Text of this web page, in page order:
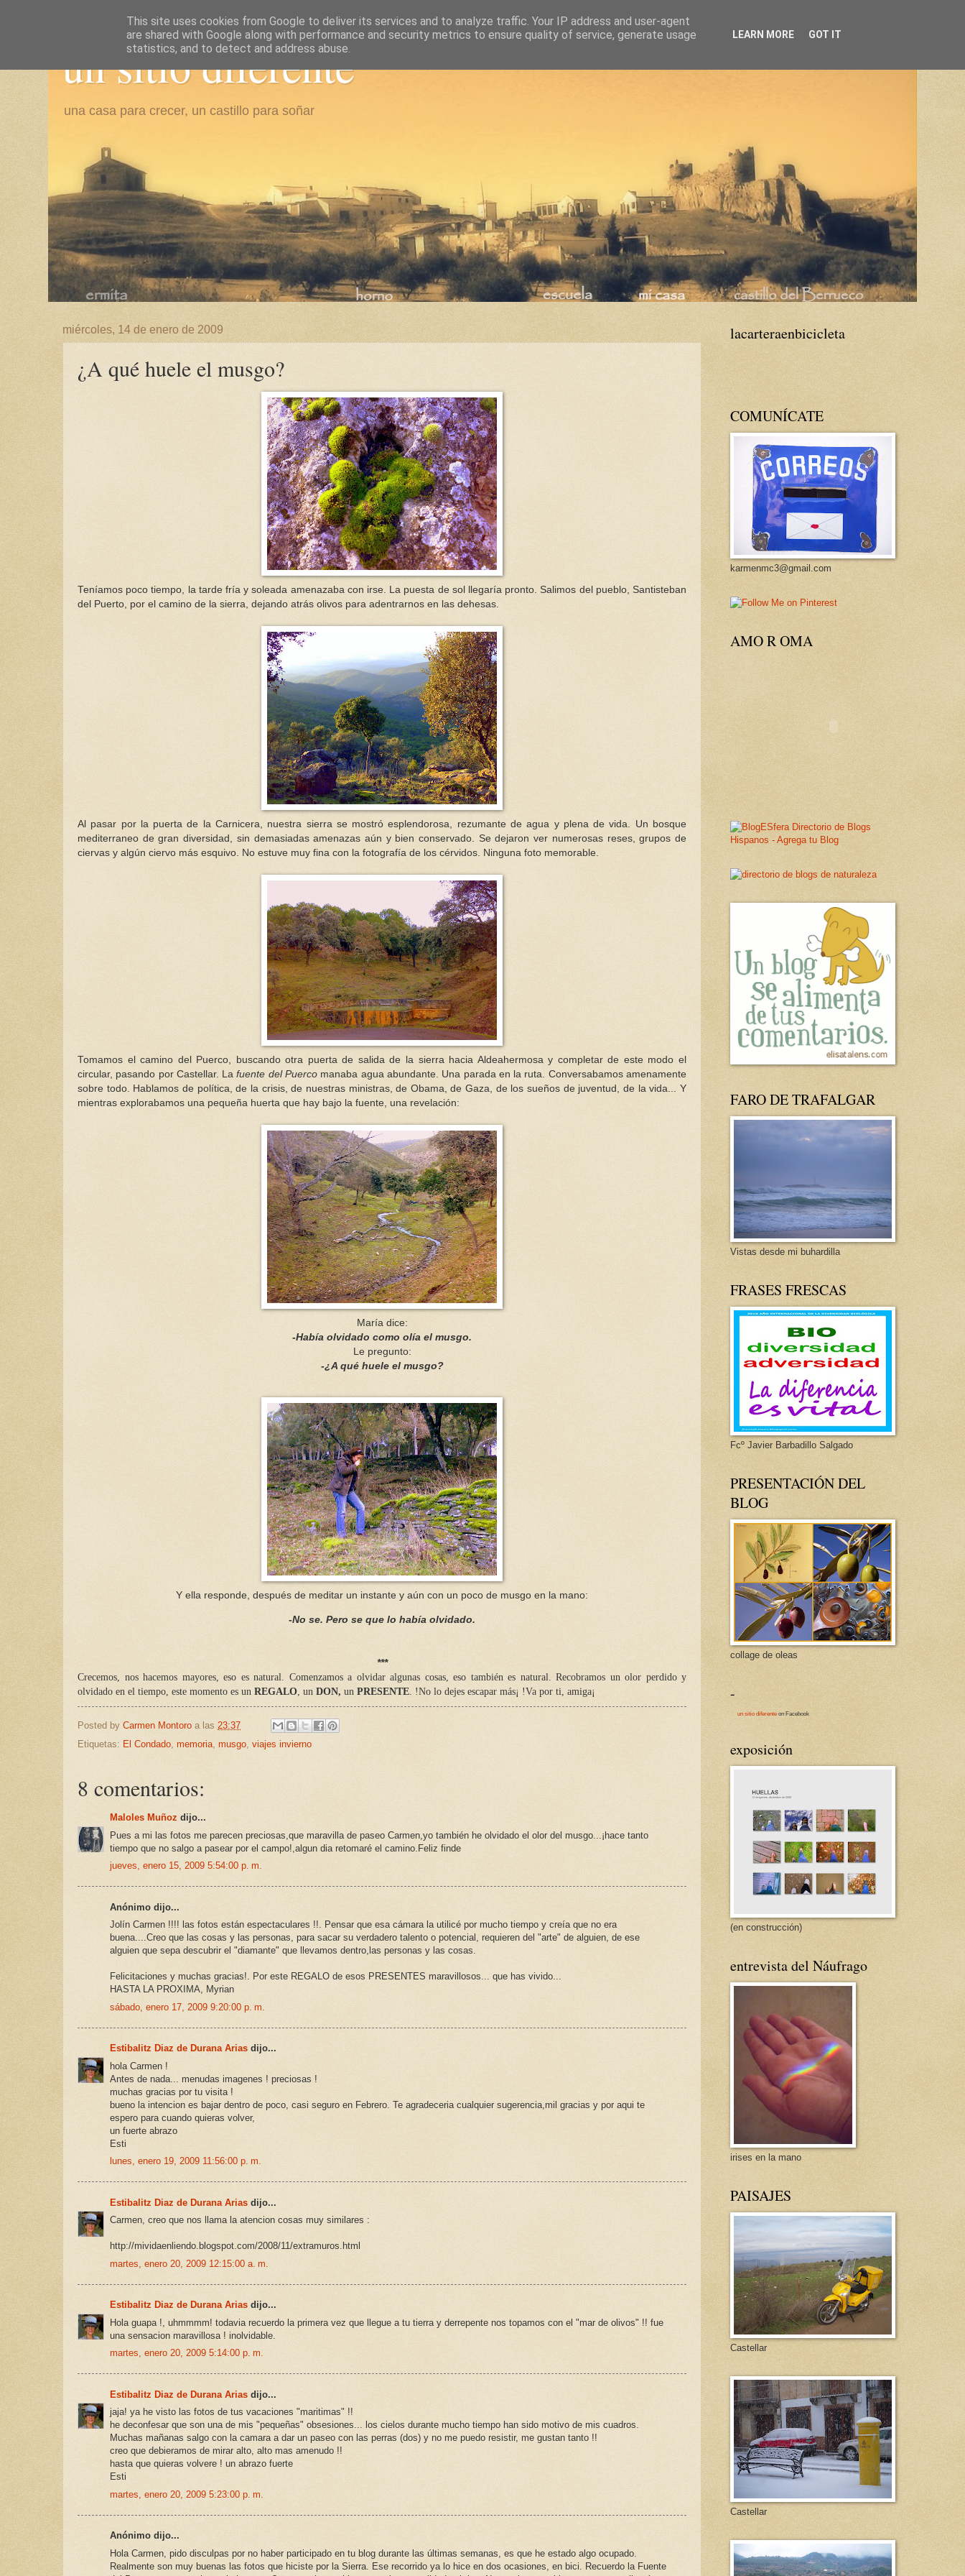
un sitio diferente
una casa para crecer, un castillo para soñar
miércoles, 14 de enero de 2009
¿A qué huele el musgo?
Teníamos poco tiempo, la tarde fría y soleada amenazaba con irse. La puesta de sol llegaría pronto. Salimos del pueblo, Santisteban
del Puerto, por el camino de la sierra, dejando atrás olivos para adentrarnos en las dehesas.
Al pasar por la puerta de la Carnicera, nuestra sierra se mostró esplendorosa, rezumante de agua y plena de vida. Un bosque
mediterraneo de gran diversidad, sin demasiadas amenazas aún y bien conservado. Se dejaron ver numerosas reses, grupos de
ciervas y algún ciervo más esquivo. No estuve muy fina con la fotografía de los cérvidos. Ninguna foto memorable.
Tomamos el camino del Puerco, buscando otra puerta de salida de la sierra hacia Aldeahermosa y completar de este modo el
circular, pasando por Castellar. Lafuente del Puerco manaba agua abundante. Una parada en la ruta. Conversabamos amenamente
sobre todo. Hablamos de política, de la crisis, de nuestras ministras, de Obama, de Gaza, de los sueños de juventud, de la vida... Y
mientras explorabamos una pequeña huerta que hay bajo la fuente, una revelación:
María dice:
-Había olvidado como olía el musgo.
Le pregunto:
-¿A qué huele el musgo?
Y ella responde, después de meditar un instante y aún con un poco de musgo en la mano:
-No se. Pero se que lo había olvidado.
***
Crecemos, nos hacemos mayores, eso es natural. Comenzamos a olvidar algunas cosas, eso también es natural. Recobramos un olor perdido y
olvidado en el tiempo, este momento es un REGALO , un DON, un PRESENTE !No lo dejes escapar más¡ !Va por ti, amiga¡
Posted by Carmen Montoro a las 23:37
Etiquetas: El Condado, memoria, musgo, viajes invierno
8 comentarios:
Maloles Muñoz dijo...
Pues a mi las fotos me parecen preciosas,que maravilla de paseo Carmen,yo también he olvidado el olor del musgo...¡hace tanto
tiempo que no salgo a pasear por el campo!,algun dia retomaré el camino.Feliz finde
jueves, enero 15, 2009 5:54:00 p. m.
Anónimo dijo...
Jolín Carmen !!!! las fotos están espectaculares !!. Pensar que esa cámara la utilicé por mucho tiempo y creía que no era
buena....Creo que las cosas y las personas, para sacar su verdadero talento o potencial, requieren del "arte" de alguien, de ese
alguien que sepa descubrir el "diamante" que llevamos dentro,las personas y las cosas.
Felicitaciones y muchas gracias!. Por este REGALO de esos PRESENTES maravillosos... que has vivido...
HASTA LA PROXIMA, Myrian
sábado, enero 17, 2009 9:20:00 p. m.
Estibalitz Diaz de Durana Arias dijo...
hola Carmen !
Antes de nada... menudas imagenes ! preciosas !
muchas gracias por tu visita !
bueno la intencion es bajar dentro de poco, casi seguro en Febrero. Te agradeceria cualquier sugerencia,mil gracias y por aqui te
espero para cuando quieras volver,
un fuerte abrazo
Esti
lunes, enero 19, 2009 11:56:00 p. m.
Estibalitz Diaz de Durana Arias dijo...
Carmen, creo que nos llama la atencion cosas muy similares :
http://mividaenliendo.blogspot.com/2008/11/extramuros.html
martes, enero 20, 2009 12:15:00 a. m.
Estibalitz Diaz de Durana Arias dijo...
Hola guapa !, uhmmmm! todavia recuerdo la primera vez que llegue a tu tierra y derrepente nos topamos con el "mar de olivos" !! fue
una sensacion maravillosa ! inolvidable.
martes, enero 20, 2009 5:14:00 p. m.
Estibalitz Diaz de Durana Arias dijo...
jaja! ya he visto las fotos de tus vacaciones "maritimas" !!
he deconfesar que son una de mis "pequeñas" obsesiones... los cielos durante mucho tiempo han sido motivo de mis cuadros.
Muchas mañanas salgo con la camara a dar un paseo con las perras (dos) y no me puedo resistir, me gustan tanto !!
creo que debieramos de mirar alto, alto mas amenudo !!
hasta que quieras volvere ! un abrazo fuerte
Esti
martes, enero 20, 2009 5:23:00 p. m.
Anónimo dijo...
Hola Carmen, pido disculpas por no haber participado en tu blog durante las últimas semanas, es que he estado algo ocupado.
Realmente son muy buenas las fotos que hiciste por la Sierra. Ese recorrido ya lo hice en dos ocasiones, en bici. Recuerdo la Fuente
lacarteraenbicicleta
COMUNÍCATE
karmenmc3@gmail.com
AMO R OMA
FARO DE TRAFALGAR
Vistas desde mi buhardilla
FRASES FRESCAS
Fcº Javier Barbadillo Salgado
PRESENTACIÓN DEL
BLOG
collage de oleas
-
un sitio diferente on Facebook
exposición
(en construcción)
entrevista del Náufrago
irises en la mano
PAISAJES
Castellar
Castellar
This site uses cookies from Google to deliver its services and to analyze traffic. Your IP address and user-agent
are shared with Google along with performance and security metrics to ensure quality of service, generate usage
statistics, and to detect and address abuse.
LEARN MORE GOT IT